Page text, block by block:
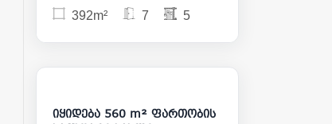
392m² 7 5
600 000
იყიდება 560 m² ფართობის